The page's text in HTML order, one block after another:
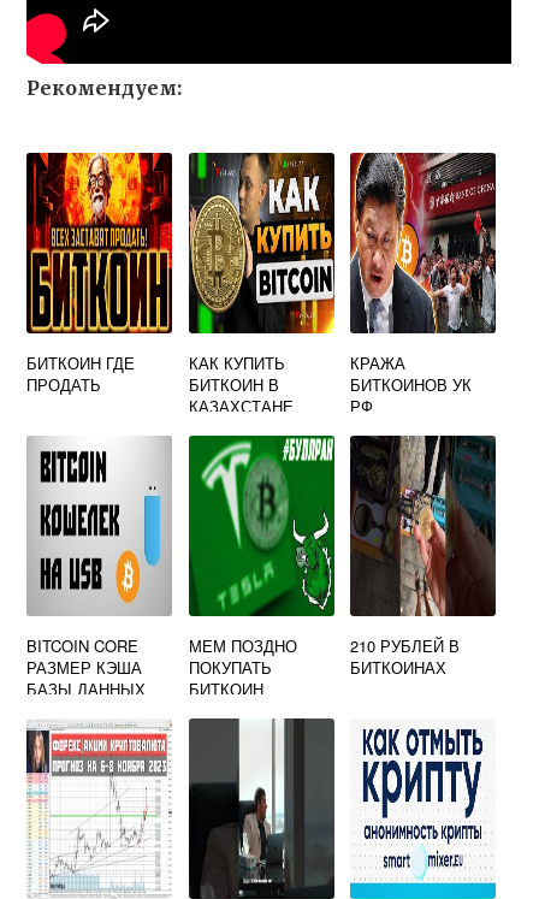
Рекомендуем:
БИТКОИН ГДЕ
ПРОДАТЬ
КАК КУПИТЬ
БИТКОИН В
КАЗАХСТАНЕ
ИНСТРУКЦИЯ
КРАЖА
БИТКОИНОВ УК
РФ
BITCOIN CORE
РАЗМЕР КЭША
БАЗЫ ДАННЫХ
МЕМ ПОЗДНО
ПОКУПАТЬ
БИТКОИН
210 РУБЛЕЙ В
БИТКОИНАХ